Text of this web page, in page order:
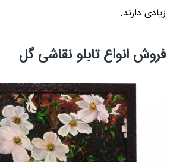
زیادی دارند.
فروش انواع تابلو نقاشی گل